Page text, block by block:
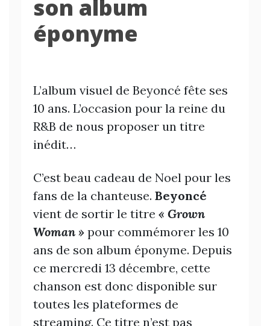
son album
éponyme
L’album visuel de Beyoncé fête ses
10 ans. L’occasion pour la reine du
R&B de nous proposer un titre
inédit…
C’est beau cadeau de Noel pour les
fans de la chanteuse. Beyoncé
vient de sortir le titre « Grown
Woman » pour commémorer les 10
ans de son album éponyme. Depuis
ce mercredi 13 décembre, cette
chanson est donc disponible sur
toutes les plateformes de
streaming. Ce titre n’est pas